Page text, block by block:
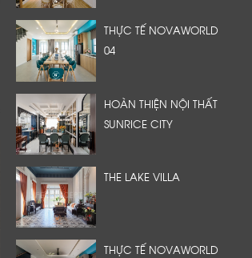
THỰC TẾ NOVAWORLD
04
HOÀN THIỆN NỘI THẤT
SUNRICE CITY
THE LAKE VILLA
THỰC TẾ NOVAWORLD